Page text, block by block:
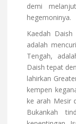
demi
hegemoninya.
Kaedah Daish
adalah
Tengah,
Daish tepat
lahirkan
kempen
ke arah Mesir
Bukankah